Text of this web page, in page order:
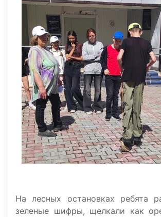
На лесных остановках ребята
зеленые шифры, щелкали как